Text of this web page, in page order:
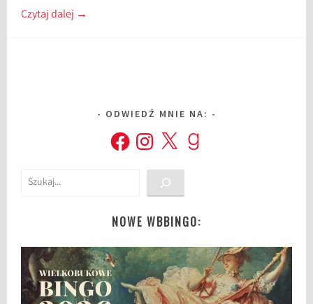
Czytaj dalej →
ODWIEDŹ MNIE NA:
FacebookInstagram
X Goodreads
Szukaj
NOWE WBBINGO: